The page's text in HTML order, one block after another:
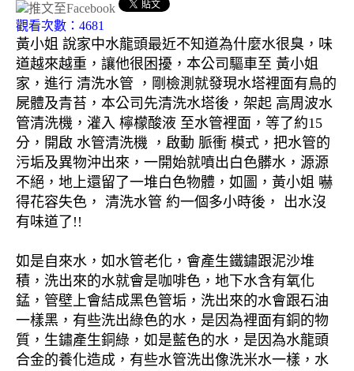
觀看次數：4681
黃小姐 說家中水龍頭最近不知道為什麼水很臭，味
道越來越重，讓他很困擾，本公司驅車至 黃小姐
家，進行 清洗水管 ，剛檢測就發現水塔裡面有鳥的
屍體及青苔，本公司先清洗水塔後，架起 高周波水
管清洗機，灌入 檸檬酸液 至水管裡面，等了約15
分，開啟 水管清洗機 ，啟動 脈衝 模式，把水管的
污垢及異物沖出來，一開始就噴出白色髒水，源源
不絕，地上還留了一堆白色物體，如圖，黃小姐 嚇
得花容失色， 清洗水管 約一個多小時後， 出水沒
有味道了!!
如是自來水，如水管老化，會產生鐵鏽跟泥沙堆
積，洗出來的水就會是咖啡色，地下水含有氧化
錳，管壁上會結成黑色管垢，洗出來的水會跟石油
一樣黑，有些洗出綠色的水，是因為裡面有銅的物
質，生鏽產生銅綠，如是藍色的水，是因為水龍頭
合金的養化造成，有些水管洗出像洗米水一樣，水